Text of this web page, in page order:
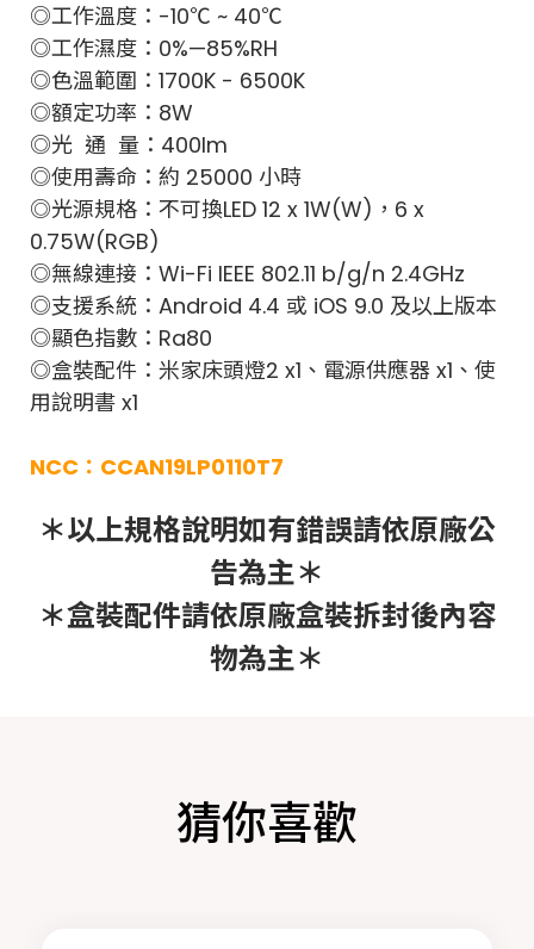
◎工作溫度：-10℃ ~ 40℃
◎工作濕度：0%—85%RH
◎色溫範圍：1700K - 6500K
◎額定功率：8W
◎光 通 量：400lm
◎使用壽命：約 25000 小時
◎光源規格：不可換LED 12 x 1W(W)，6 x
0.75W(RGB)
◎無線連接：Wi-Fi IEEE 802.11 b/g/n 2.4GHz
◎支援系統：Android 4.4 或 iOS 9.0 及以上版本
◎顯色指數：Ra80
◎盒裝配件：米家床頭燈2 x1、電源供應器 x1、使
用說明書 x1
NCC：CCAN19LP0110T7
＊以上規格說明如有錯誤請依原廠公
告為主＊
＊盒裝配件請依原廠盒裝拆封後內容
物為主＊
猜你喜歡